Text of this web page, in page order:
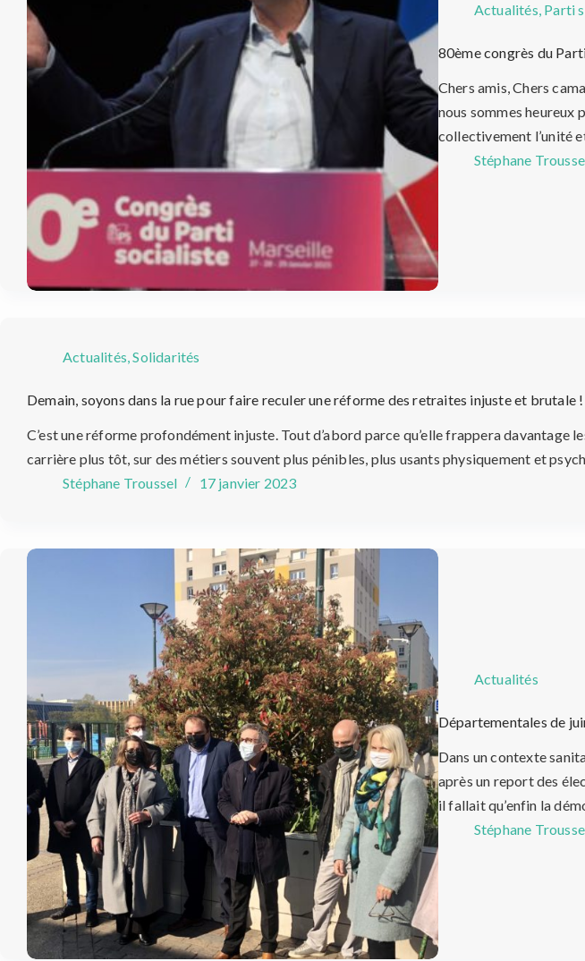
Actualités, Parti
80ème congrès du
Chers amis, Chers
nous sommes heureux
collectivement l’unité
Stéphane
Actualités ,Solidarités
Demain, soyons dans la rue pour faire reculer une réforme des retraites injuste et brutale !
C’est une réforme profondément injuste. Tout d’abord parce qu’elle frappera davantage
carrière plus tôt, sur des métiers souvent plus pénibles, plus usants physiquement et
Stéphane Troussel
17 janvier 2023
Actualités
Départementales de
Dans un contexte
après un report des
il fallait qu’enfin la
Stéphane